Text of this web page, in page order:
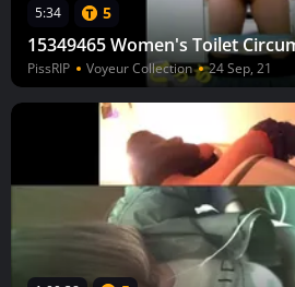
5:34 5
PissRIP Voyeur Collection 24 Sep, 21